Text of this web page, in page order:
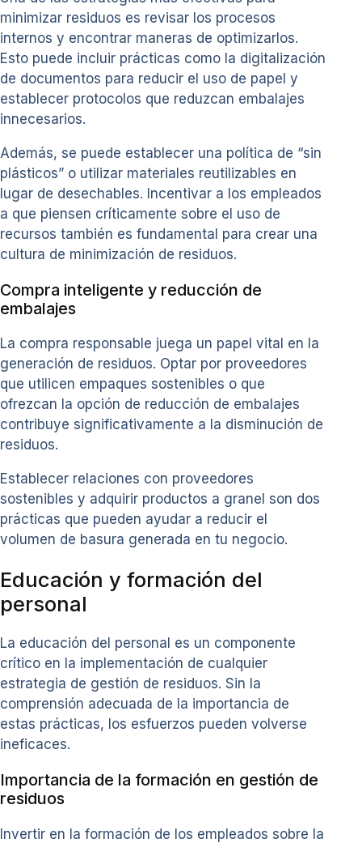
minimizar residuos es revisar los procesos
internos y encontrar maneras de optimizarlos.
Esto puede incluir prácticas como la digitalización
de documentos para reducir el uso de papel y
establecer protocolos que reduzcan embalajes
innecesarios.
Además, se puede establecer una política de “sin
plásticos” o utilizar materiales reutilizables en
lugar de desechables. Incentivar a los empleados
a que piensen críticamente sobre el uso de
recursos también es fundamental para crear una
cultura de minimización de residuos.
Compra inteligente y reducción de
embalajes
La compra responsable juega un papel vital en la
generación de residuos. Optar por proveedores
que utilicen empaques sostenibles o que
ofrezcan la opción de reducción de embalajes
contribuye significativamente a la disminución de
residuos.
Establecer relaciones con proveedores
sostenibles y adquirir productos a granel son dos
prácticas que pueden ayudar a reducir el
volumen de basura generada en tu negocio.
Educación y formación del
personal
La educación del personal es un componente
crítico en la implementación de cualquier
estrategia de gestión de residuos. Sin la
comprensión adecuada de la importancia de
estas prácticas, los esfuerzos pueden volverse
ineficaces.
Importancia de la formación en gestión de
residuos
Invertir en la formación de los empleados sobre la